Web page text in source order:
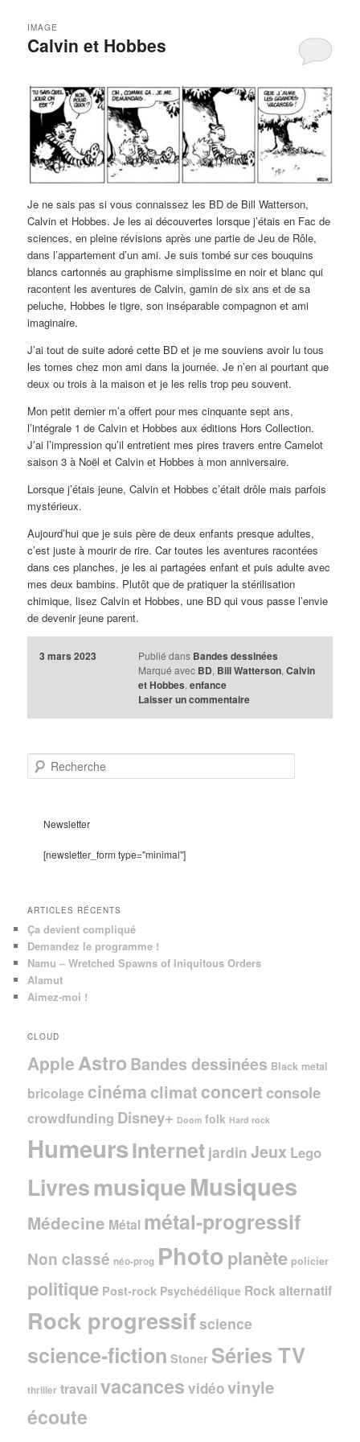
Calvin et Hobbes
IMAGE
Je ne sais pas si vous connaissez les BD de Bill Watterson,
Calvin et Hobbes. Je les ai découvertes lorsque j’étais en Fac de
sciences, en pleine révisions après une partie de Jeu de Rôle,
dans l’appartement d’un ami. Je suis tombé sur ces bouquins
blancs cartonnés au graphisme simplissime en noir et blanc qui
racontent les aventures de Calvin, gamin de six ans et de sa
peluche, Hobbes le tigre, son inséparable compagnon et ami
imaginaire.
J’ai tout de suite adoré cette BD et je me souviens avoir lu tous
les tomes chez mon ami dans la journée. Je n’en ai pourtant que
deux ou trois à la maison et je les relis trop peu souvent.
Mon petit dernier m’a offert pour mes cinquante sept ans,
l’intégrale 1 de Calvin et Hobbes aux éditions Hors Collection.
J’ai l’impression qu’il entretient mes pires travers entre Camelot
saison 3 à Noël et Calvin et Hobbes à mon anniversaire.
Lorsque j’étais jeune, Calvin et Hobbes c’était drôle mais parfois
mystérieux.
Aujourd’hui que je suis père de deux enfants presque adultes,
c’est juste à mourir de rire. Car toutes les aventures racontées
dans ces planches, je les ai partagées enfant et puis adulte avec
mes deux bambins. Plutôt que de pratiquer la stérilisation
chimique, lisez Calvin et Hobbes, une BD qui vous passe l’envie
de devenir jeune parent.
3 mars 2023 Publié dans Bandes dessinées
Marqué avec BD, Bill Watterson, Calvin
et Hobbes, enfance
Laisser un commentaire
e
Newsletter
[newsletter_form type="minimal"]
ARTICLES RÉCENTS
Ça devient compliqué
Demandez le programme !
Namu – Wretched Spawns of Iniquitous Orders
Alamut
Aimez-moi !
CLOUD
Apple AstroBandes dessinées Black metal
bricolage cinéma climat concertconsole
crowdfunding Disney+ Doom folk Hard rock
HumeursInternet jardin Jeux Lego
LivresmusiqueMusiques
Médecine Métal métal-progressif
Non classé néo-prog Photo planète policier
politique Post-rock Psychédélique Rock alternatif
Rock progressifscience
science-fiction Stoner Séries TV
thriller travail vacances vidéovinyle
écoute